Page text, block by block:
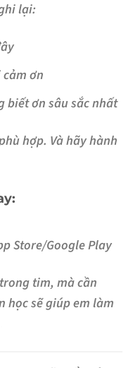
lại:
ơn
biết ơn sâu sắc nhất
hợp. Và hãy hành
Store/Google Play
tim, mà cần
học sẽ giúp em làm